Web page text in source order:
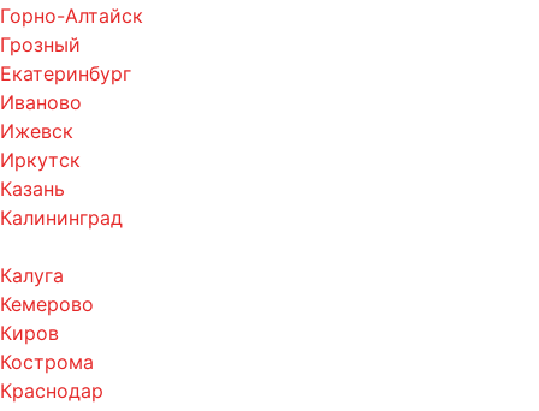
Горно-Алтайск
Грозный
Екатеринбург
Иваново
Ижевск
Иркутск
Казань
Калининград
Калуга
Кемерово
Киров
Кострома
Краснодар